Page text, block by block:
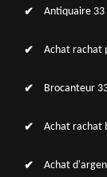
Antiquaire 33
Achat rachat
Brocanteur
Achat rachat
Achat